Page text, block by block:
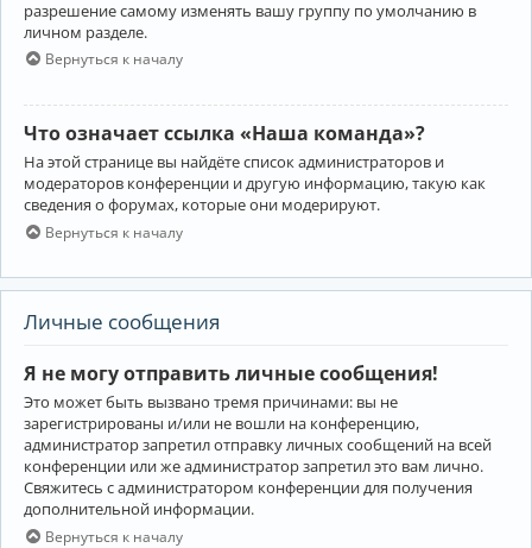
разрешение самому изменять вашу группу по умолчанию в
личном разделе.
Вернуться к началу
Что означает ссылка «Наша команда»?
На этой странице вы найдёте список администраторов и
модераторов конференции и другую информацию, такую как
сведения о форумах, которые они модерируют.
Вернуться к началу
Личные сообщения
Я не могу отправить личные сообщения!
Это может быть вызвано тремя причинами: вы не
зарегистрированы и/или не вошли на конференцию,
администратор запретил отправку личных сообщений на всей
конференции или же администратор запретил это вам лично.
Свяжитесь с администратором конференции для получения
дополнительной информации.
Вернуться к началу